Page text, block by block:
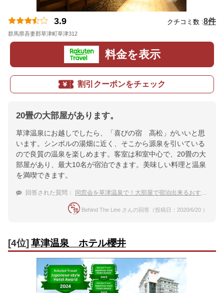
3.9 クチコミ数 :8件
群馬県吾妻郡草津町草津312
料金を表示
割引クーポンをチェック
20畳の大部屋があります。
草津温泉にお越しでしたら、「喜びの宿 高松」がいいと思
います。シンボルの湯畑に近く、そこから源泉を引いている
ので良質の温泉を楽しめます。客室は和室中心で、20畳の大
部屋があり、最大10名が宿泊できます。美味しい料理と温泉
を満喫できます。
回答された質問： 同窓会を草津温泉で！大部屋で宿泊出来るおすすめのお宿
Behind The Line さんの回答（投稿日：2020/6/20 ）
[4位] 草津温泉 ホテル櫻井